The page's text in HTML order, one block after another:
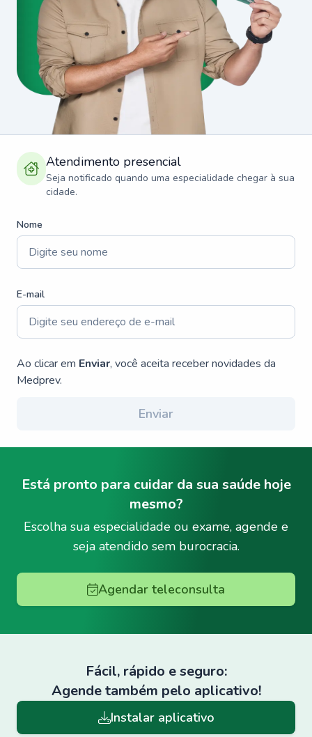
Atendimento presencial
Seja notificado quando uma especialidade chegar à sua
cidade.
Nome
E-mail
Ao clicar em Enviar, você aceita receber novidades da
Medprev.
Enviar
Está pronto para cuidar da sua saúde hoje
mesmo?
Escolha sua especialidade ou exame, agende e
seja atendido sem burocracia.
Agendar teleconsulta
Fácil, rápido e seguro:
Agende também pelo aplicativo!
Instalar aplicativo